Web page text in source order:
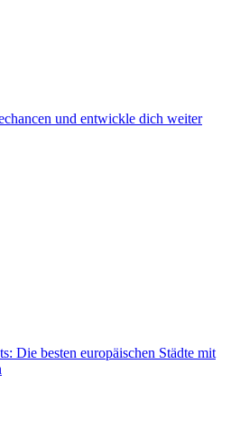
und entwickle dich weiter
Die besten europäischen Städte mit